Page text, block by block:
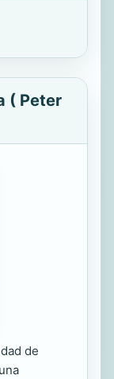
( Peter
de